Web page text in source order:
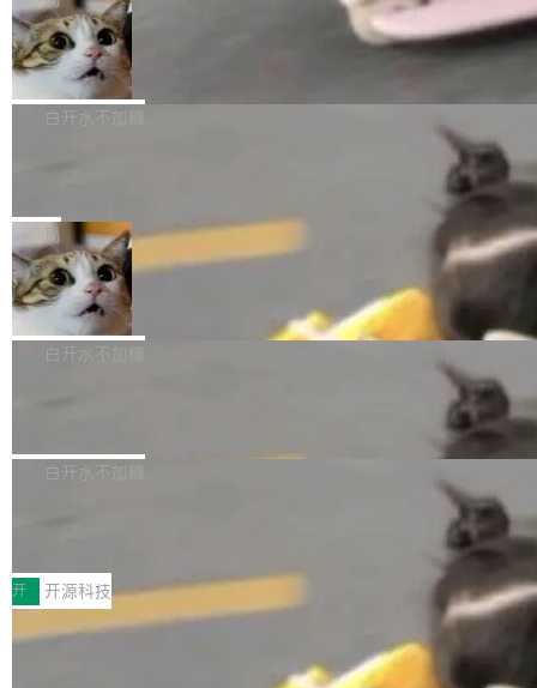
l 迁移或唤醒时，新宿主从 S3 恢复 SQLite 数据
库继续执行。存储库是持久化的唯一真相...
te 17 Pro、OPPO K15，要么是vivo X300 E这
样的次旗舰。 Galaxy Z Fold8 Ultra / Z Fold8 /
Z Flip8三款折叠屏新机均在7月22日发布，且全
部搭载骁龙8 Elite Gen5 for Galaxy，它们本该
本控制系统。目前处于 Early Access 阶段。 De
ltaDB 的核心思路直接写在 landing page 最显
眼的位置：「Software is made between com
mits」——软件是在 commit 之间写出来的。git
是把这段空隙补上。 回退到任何一次编辑：Delt
aDB 捕获 commit 之间的每一次操作，...
SpaceXAI 单季资本开支达 183 亿美元
根据风险投资人Tomer Tunguz 博客（VC 分
析）披露的最新分析与第二季度业绩报告，Spac
微软同期总资本开支的四成。 与亚马逊、Alpha
bet、微软以及 Meta 等传统科技巨头相比，Spa
ceXAI的资金消耗速度尤为引人瞩目。然而，支
撑庞大支出的资金来源却呈现出截然不同的面
貌。数据显示，微软和 Meta 主要依托充沛的经
白开水不加糖
一个在终端里运行的编程 agent；Muse Spark
1.2，驱动这个 agent 的新模型。一句话概括：
你可以用 curl -fsSL https://dev.meta.ai/install.
sh | bash 安装一个能在大项目里自动规划、写
代码、验证结果的 AI 终端工具。 据介绍，Muse
个主 agent 循环，外加一组后台 agent。这些后
局
美团开源 LoHoSearch，用知识图谱校
准 AI 能力认知
机器出题的前提，是让机器拥有全局视野。整个
构建流程可以分为四个环节：建图 → 控制难度
白开水不加糖
库，并将作为transport接入Mooncake TENT。
MPComm将作为一种传输引擎接入Mooncake T
ENT，实现零拷贝传输性能提升30%、非零拷贝
传输性能最高提升5倍。UCL-MPComm底层基
于自研UCL-Engine通信引擎，后续腾讯网平将
白开水不加糖
型案例入选名单》，深信服“面向企业研发场景的
开源 AI 编程平台 CoStrict 应用”凭借卓越的技术
创新与落地成效成功入选。 全链路私有化部署，
助力企业AI研发安全落地 当前，越来越多企业已
开 开源科技
深信服AI算力网关入选工信部人工智能
前不久，工业和信息化部正式发布《2025年人工